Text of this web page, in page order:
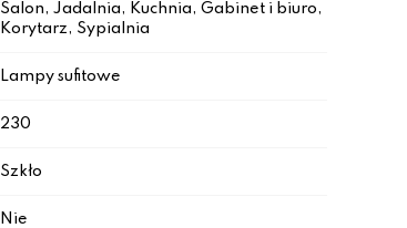
Salon, Jadalnia, Kuchnia, Gabinet i biuro,
Korytarz, Sypialnia
Lampy sufitowe
230
Szkło
Nie